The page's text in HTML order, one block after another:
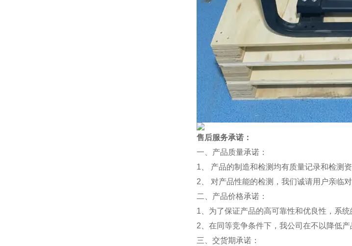
售后服务承诺：
一、产品质量承诺：
1、 产品的制造和检测均有质量记录和检测资
2、 对产品性能的检测，我们诚请用户亲临
二、产品价格承诺：
1、为了保证产品的高可靠性和优良性，系
2、在同等竞争条件下，我公司在不以降低
三、交货期承诺：